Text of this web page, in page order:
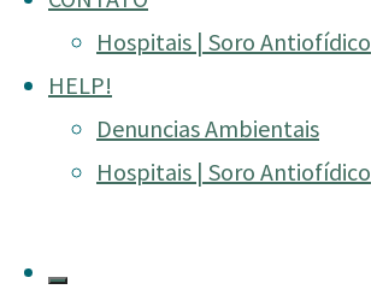
Hospitais | Soro Antiofídico
HELP!
Denuncias Ambientais
Hospitais | Soro Antiofídico